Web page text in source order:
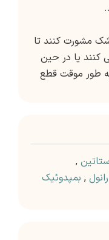
مشورت کنند تا
کنند یا در حین
طور موقت قطع
,
, بمپدوئیک